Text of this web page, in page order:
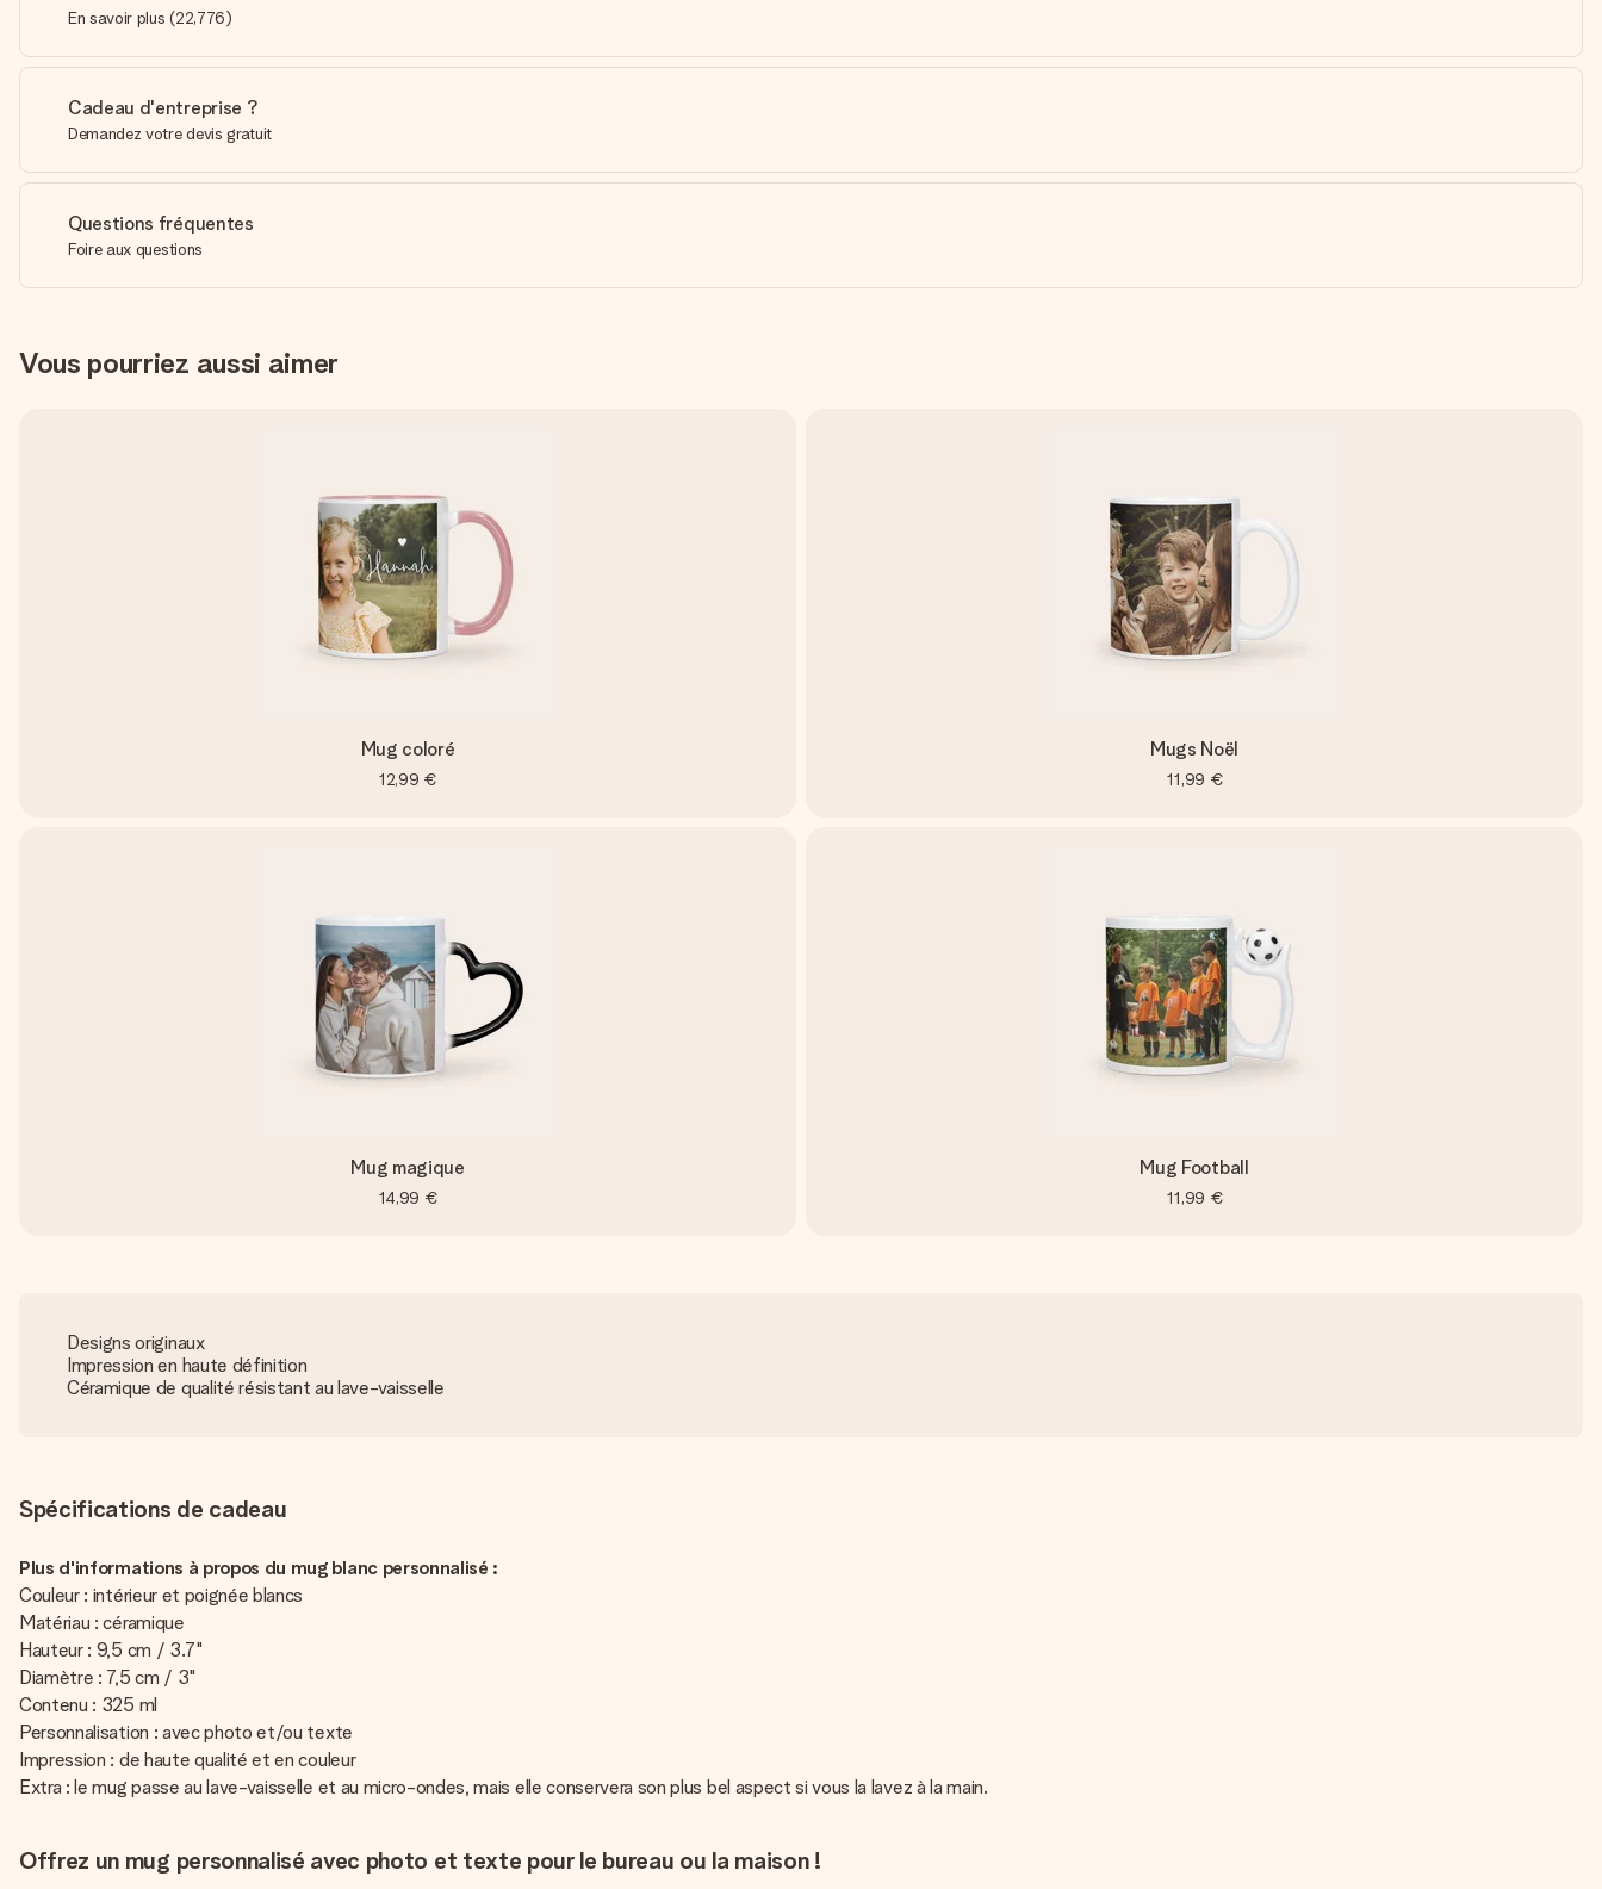
En savoir plus (22,776)
Cadeau d'entreprise ?
Demandez votre devis gratuit
Questions fréquentes
Foire aux questions
Vous pourriez aussi aimer
Mug coloré
12,99 €
Mugs Noël
11,99 €
Mug magique
14,99 €
Mug Football
11,99 €
Designs originaux
Impression en haute définition
Céramique de qualité résistant au lave-vaisselle
Spécifications de cadeau
Plus d'informations à propos du mug blanc personnalisé :
Couleur : intérieur et poignée blancs
Matériau : céramique
Hauteur : 9,5 cm / 3.7"
Diamètre : 7,5 cm / 3"
Contenu : 325 ml
Personnalisation : avec photo et/ou texte
Impression : de haute qualité et en couleur
Extra : le mug passe au lave-vaisselle et au micro-ondes, mais elle conservera son plus bel aspect si vous la lavez à la main.
Offrez un mug personnalisé avec photo et texte pour le bureau ou la maison !